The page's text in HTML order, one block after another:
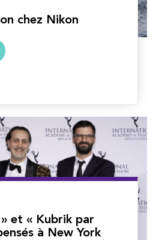
chez Nikon
et « Kubrik par
à New York